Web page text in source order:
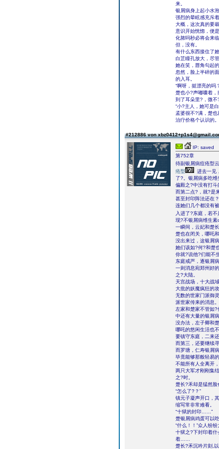
来。
银屑病身上起小水
强烈的晕眩感充斥
大概，这次真的要
意识开始恍惚，便
化脓吗秒必将会来
但，没有。
有什么东西接住了
白芷瞳孔放大，尽
她在笑，唇角勾起
忽然，脸上半碎的
的入耳。
“啊呀，挺漂亮的
楚也小?声嘟囔着
到了耳朵里?，微不
“小?主人，她可是
孟婆很不?满，楚也
治疗价格个认识的。
#212886 von
IP: saved
第752章
待副银屑病痘疮型
疮型
进去一见
了?。银屑病多吃维
偏殿之?中没有打
而第二点?，就?是
甚至封印阵法还在？
连她们几个都没有
入进了?东庭，若
现?不银屑病维生
一瞬间，云妃和楚
楚也在闭关，哪吒
没出来过，这银屑
她们该如?何?和楚
你就?说他?们能不
东庭戒严，逐银屑
一则消息宛郑州好
之?大陆。
天宫战场，十大战
大批的妖魔疯狂的
无数的世家门派御
派世家传来的消息。
左家和楚家不管如
中还有大量的银屑
没办法，左子卿和
哪吒的悠闲生活也
要镇守东庭，二来
而第三，还要继续
而罗塘，仁寿银屑
毕竟能够那般轻易
不能所有人全离开
两只大军才刚刚集
之?时。
楚长?禾却是猛然脸
“怎么了?？”
镇元子凝声开口，
缩写常非常难看。
“十狱的封印……”
楚银屑病鸡蛋可以
“什么！！”众人纷
十狱之?下封印着
着……
楚长?禾沉吟片刻,